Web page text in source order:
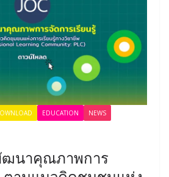
EDUCATION NEWS
ฒนาคุณภาพการ